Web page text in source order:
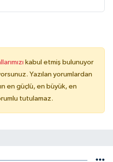
kabul etmiş bulunuyor
Yazılan yorumlardan
en güçlü, en büyük, en
tutulamaz.